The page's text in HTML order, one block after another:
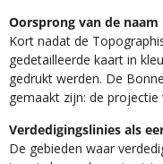
Oorsprong van de naam
Kort nadat de
gedetailleerde kaart in
gedrukt werden. De
gemaakt zijn: de projectie
Verdedigingslinies als
De gebieden waar